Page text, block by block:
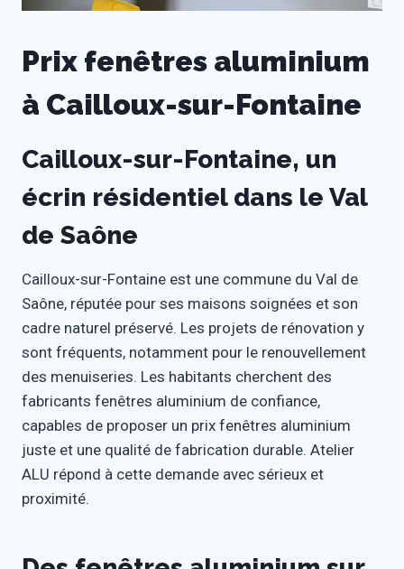
Prix fenêtres aluminium
à Cailloux-sur-Fontaine
Cailloux-sur-Fontaine, un
écrin résidentiel dans le Val
de Saône
Cailloux-sur-Fontaine est une commune du Val de
Saône, réputée pour ses maisons soignées et son
cadre naturel préservé. Les projets de rénovation y
sont fréquents, notamment pour le renouvellement
des menuiseries. Les habitants cherchent des
fabricants fenêtres aluminium de confiance,
capables de proposer un prix fenêtres aluminium
juste et une qualité de fabrication durable. Atelier
ALU répond à cette demande avec sérieux et
proximité.